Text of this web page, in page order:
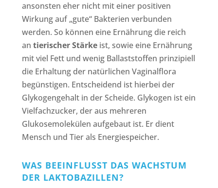
ansonsten eher nicht mit einer positiven
Wirkung auf „gute“ Bakterien verbunden
werden. So können eine Ernährung die reich
an tierischer Stärkeist, sowie eine Ernährung
mit viel Fett und wenig Ballaststoffen prinzipiell
die Erhaltung der natürlichen Vaginalflora
begünstigen. Entscheidend ist hierbei der
Glykogengehalt in der Scheide. Glykogen ist ein
Vielfachzucker, der aus mehreren
Glukosemolekülen aufgebaut ist. Er dient
Mensch und Tier als Energiespeicher.
WAS BEEINFLUSST DAS WACHSTUM
DER LAKTOBAZILLEN?